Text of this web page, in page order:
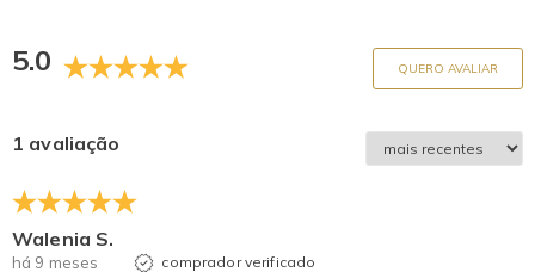
5.0 QUERO AVALIAR
1 avaliação
Walenia S.
há 9 meses comprador verificado